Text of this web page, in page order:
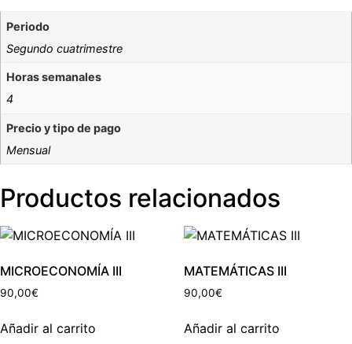
Periodo
Segundo cuatrimestre
Horas semanales
4
Precio y tipo de pago
Mensual
Productos relacionados
MICROECONOMÍA III
90,00€
Añadir al carrito
MATEMÁTICAS III
90,00€
Añadir al carrito